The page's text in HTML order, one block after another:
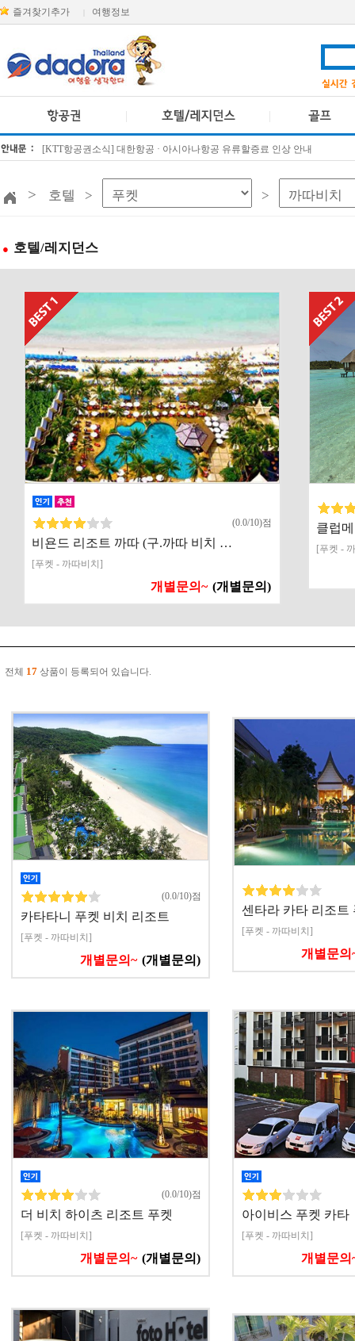
즐겨찾기추가 여행정보
[KTT항공권소식] 대한항공 · 아시아나항공 유류할증료 인상 안내
> 호텔 > >
● 호텔/레지던스
(0.0/10)점
비욘드 리조트 까따 (구.까따 비치 …
[푸켓 - 까따비치]
개별문의~ (개별문의)
클럽
[푸켓 -
전체 17 상품이 등록되어 있습니다.
(0.0/10)점
카타타니 푸켓 비치 리조트
[푸켓 - 까따비치]
개별문의~ (개별문의)
센타라 카타 리조트
[푸켓 - 까따비치]
개별문의
(0.0/10)점
더 비치 하이츠 리조트 푸켓
[푸켓 - 까따비치]
개별문의~ (개별문의)
아이비스 푸켓 카타
[푸켓 - 까따비치]
개별문의